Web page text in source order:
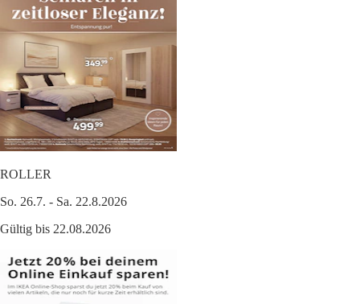
ROLLER
So. 26.7. - Sa. 22.8.2026
Gültig bis 22.08.2026